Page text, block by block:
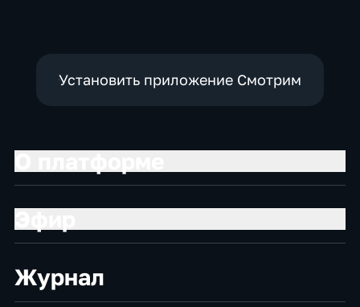
Установить приложение Смотрим
Журнал